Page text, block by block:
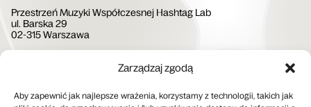
Zarządzaj zgodą
Aby zapewnić jak najlepsze wrażenia, korzystamy z technologii, takich jak
Przestrzeń Muzyki Współczesnej Hashtag Lab
ul. Barska 29
02-315 Warszawa
Społeczna Instytucja Kultury